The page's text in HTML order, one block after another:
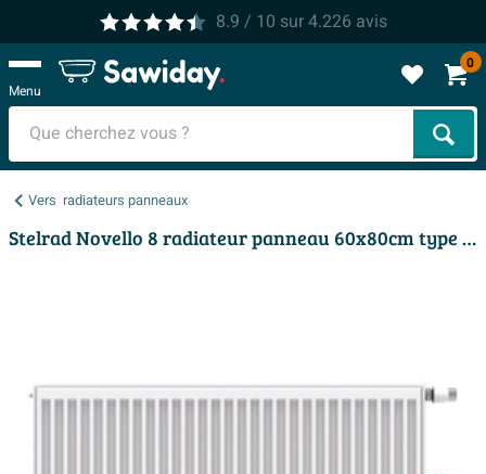
8.9 / 10 sur4.226 avis
Menu
0
Vers radiateurs panneaux
Stelrad Novello 8 radiateur panneau 60x80cm type 33 1911watt 8 raccordements Acier Blanc brillant